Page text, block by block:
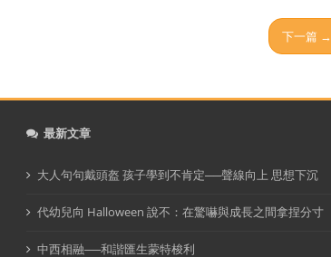
下一篇 →
最新文章
大人句句戴頭盔 孩子學到不肯定──聲線向上 思想下沉
代幼兒向 Halloween 說不：在驚嚇與成長之間拿捏分寸
中西相融──和諧匯生蒙特梭利